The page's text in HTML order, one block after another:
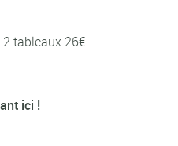
tableaux 26€
ici !